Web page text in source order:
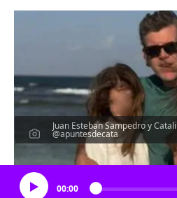
Juan Esteban Sampedro y
@apuntesdecata
Escucha el
00:00